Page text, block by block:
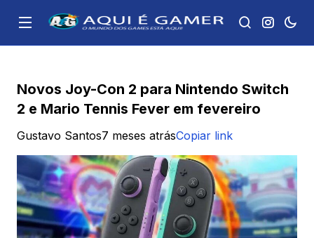
Novos Joy-Con 2 para Nintendo Switch
2 e Mario Tennis Fever em fevereiro
Gustavo Santos7 meses atrásCopiar link